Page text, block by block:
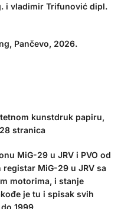
i vladimir Trifunović dipl.
Pančevo, 2026.
kunstdruk papiru,
stranica
MiG-29 u JRV i PVO od
MiG-29 u JRV sa
motorima, i stanje
je tu i spisak svih
1999.